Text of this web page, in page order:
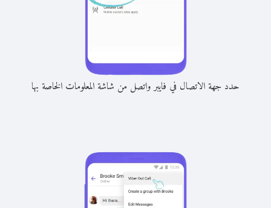
حدد جهة الاتصال في فايبر واتصل من شاشة المعلومات الخاصة بها